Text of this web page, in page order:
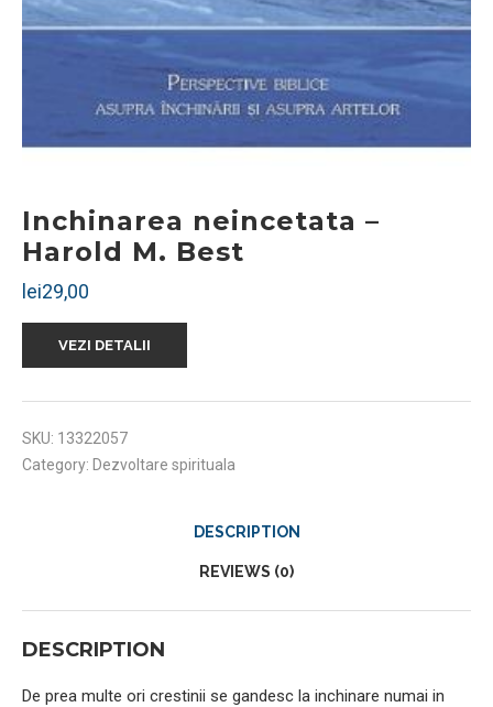
Inchinarea neincetata –
Harold M. Best
lei29,00
VEZI DETALII
SKU: 13322057
Category: Dezvoltare spirituala
DESCRIPTION
REVIEWS (0)
DESCRIPTION
De prea multe ori crestinii se gandesc la inchinare numai in